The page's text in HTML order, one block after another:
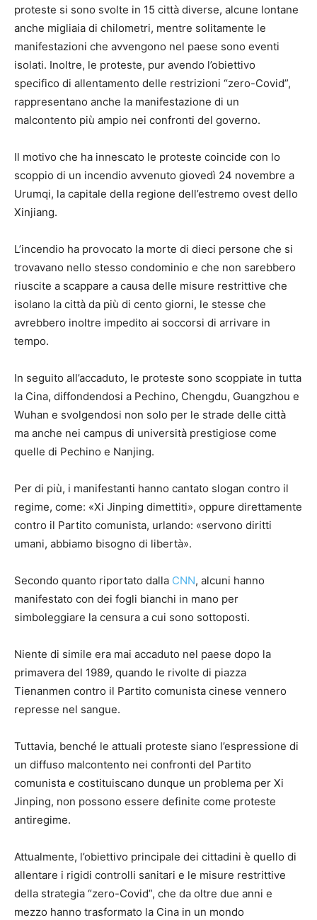
proteste si sono svolte in 15 città diverse, alcune lontane
anche migliaia di chilometri, mentre solitamente le
manifestazioni che avvengono nel paese sono eventi
isolati. Inoltre, le proteste, pur avendo l’obiettivo
specifico di allentamento delle restrizioni “zero-Covid”,
rappresentano anche la manifestazione di un
malcontento più ampio nei confronti del governo.
Il motivo che ha innescato le proteste coincide con lo
scoppio di un incendio avvenuto giovedì 24 novembre a
Urumqi, la capitale della regione dell’estremo ovest dello
Xinjiang.
L’incendio ha provocato la morte di dieci persone che si
trovavano nello stesso condominio e che non sarebbero
riuscite a scappare a causa delle misure restrittive che
isolano la città da più di cento giorni, le stesse che
avrebbero inoltre impedito ai soccorsi di arrivare in
tempo.
In seguito all’accaduto, le proteste sono scoppiate in tutta
la Cina, diffondendosi a Pechino, Chengdu, Guangzhou e
Wuhan e svolgendosi non solo per le strade delle città
ma anche nei campus di università prestigiose come
quelle di Pechino e Nanjing.
Per di più, i manifestanti hanno cantato slogan contro il
regime, come: «Xi Jinping dimettiti», oppure direttamente
contro il Partito comunista, urlando: «servono diritti
umani, abbiamo bisogno di libertà».
Secondo quanto riportato dalla CNN, alcuni hanno
manifestato con dei fogli bianchi in mano per
simboleggiare la censura a cui sono sottoposti.
Niente di simile era mai accaduto nel paese dopo la
primavera del 1989, quando le rivolte di piazza
Tienanmen contro il Partito comunista cinese vennero
represse nel sangue.
Tuttavia, benché le attuali proteste siano l’espressione di
un diffuso malcontento nei confronti del Partito
comunista e costituiscano dunque un problema per Xi
Jinping, non possono essere definite come proteste
antiregime.
Attualmente, l’obiettivo principale dei cittadini è quello di
allentare i rigidi controlli sanitari e le misure restrittive
della strategia “zero-Covid”, che da oltre due anni e
mezzo hanno trasformato la Cina in un mondo